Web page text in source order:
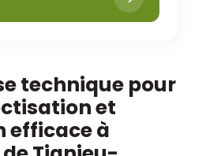
technique pour
et
efficace à